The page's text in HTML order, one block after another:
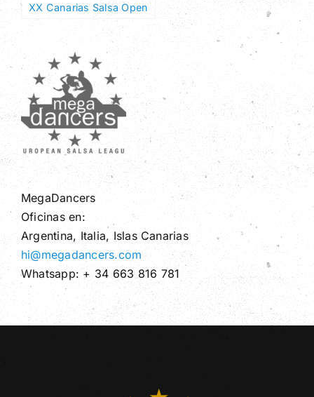
XX Canarias Salsa Open
MegaDancers
Oficinas en:
Argentina, Italia, Islas Canarias
hi@megadancers.com
Whatsapp: + 34 663 816 781